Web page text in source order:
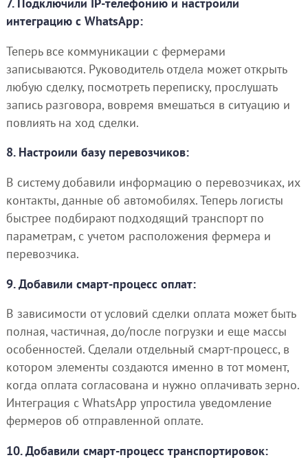
7. Подключили IP-телефонию и настроили
интеграцию с WhatsApp:
Теперь все коммуникации с фермерами
записываются. Руководитель отдела может открыть
любую сделку, посмотреть переписку, прослушать
запись разговора, вовремя вмешаться в ситуацию и
повлиять на ход сделки.
8. Настроили базу перевозчиков:
В систему добавили информацию о перевозчиках, их
контакты, данные об автомобилях. Теперь логисты
быстрее подбирают подходящий транспорт по
параметрам, с учетом расположения фермера и
перевозчика.
9. Добавили смарт-процесс оплат:
В зависимости от условий сделки оплата может быть
полная, частичная, до/после погрузки и еще массы
особенностей. Сделали отдельный смарт-процесс, в
котором элементы создаются именно в тот момент,
когда оплата согласована и нужно оплачивать зерно.
Интеграция с WhatsApp упростила уведомление
фермеров об отправленной оплате.
10. Добавили смарт-процесс транспортировок: